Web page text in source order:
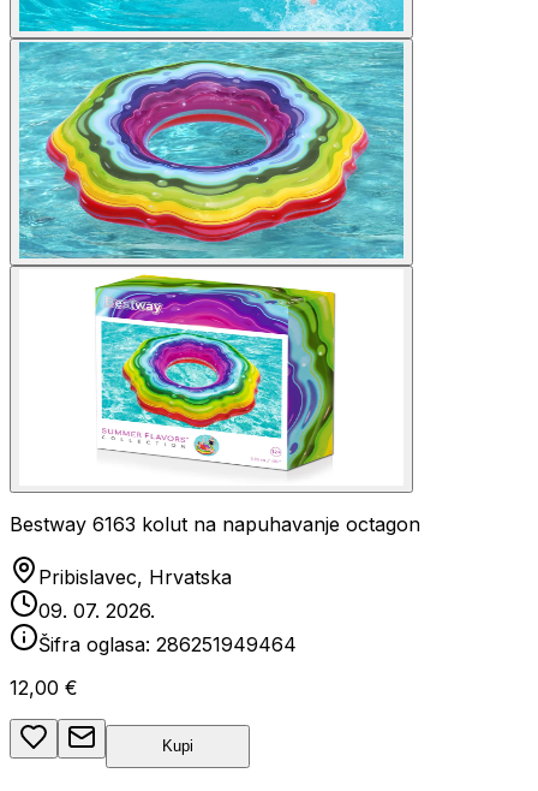
Bestway 6163 kolut na napuhavanje octagon
Pribislavec, Hrvatska
09. 07. 2026.
Šifra oglasa: 286251949464
12,00 €
Kupi